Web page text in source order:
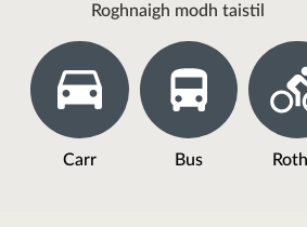
Roghnaigh modh taistil
Carr Bus